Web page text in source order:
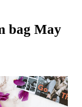
bag May